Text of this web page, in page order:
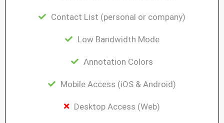
Contact List (personal or company)
Low Bandwidth Mode
Annotation Colors
Mobile Access (iOS & Android)
Desktop Access (Web)